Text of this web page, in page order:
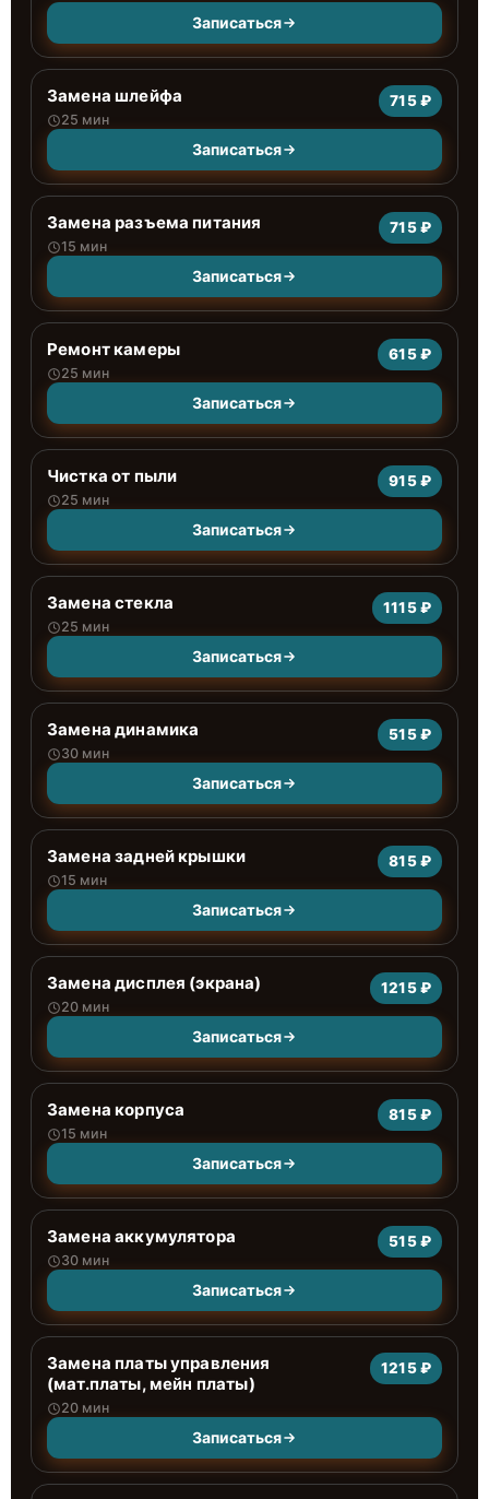
Записаться
Замена шлейфа
25 мин
715 ₽
Записаться
Замена разъема питания
15 мин
715 ₽
Записаться
Ремонт камеры
25 мин
615 ₽
Записаться
Чистка от пыли
25 мин
915 ₽
Записаться
Замена стекла
25 мин
1115 ₽
Записаться
Замена динамика
30 мин
515 ₽
Записаться
Замена задней крышки
15 мин
815 ₽
Записаться
Замена дисплея (экрана)
20 мин
1215 ₽
Записаться
Замена корпуса
15 мин
815 ₽
Записаться
Замена аккумулятора
30 мин
515 ₽
Записаться
Замена платы управления
(мат.платы, мейн платы)
20 мин
1215 ₽
Записаться